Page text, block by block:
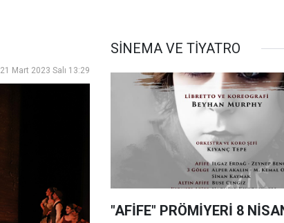
21 Mart 2023 Salı 13:29
SİNEMA VE TİYATRO
"AFİFE" PRÖMİYERİ 8